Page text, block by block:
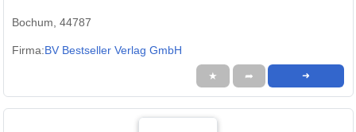
Bochum, 44787
Firma:BV Bestseller Verlag GmbH
★ ➦ ➜